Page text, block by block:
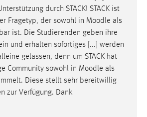
durch STACK! STACK ist
Fragetyp, der sowohl in Moodle als
ist. Die Studierenden geben ihre
und erhalten sofortiges [...] werden
gelassen, denn um STACK hat
Community sowohl in Moodle als
Diese stellt sehr bereitwillig
zur Verfügung. Dank